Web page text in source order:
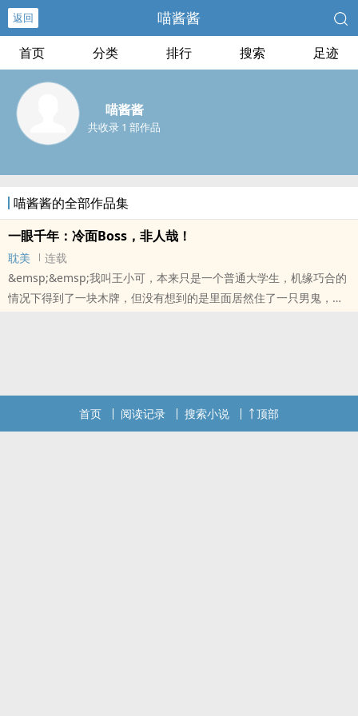
返回 喵酱酱
首页 分类 排行 搜索 足迹
喵酱酱
共收录 1 部作品
喵酱酱的全部作品集
一眼千年：冷面Boss，非人哉！
耽美
连载
&emsp;&emsp;我叫王小可，本来只是一个普通大学生，机缘巧合的
情况下得到了一块木牌，但没有想到的是里面居然住了一只男鬼，还
首页 阅读记录 搜索小说 顶部